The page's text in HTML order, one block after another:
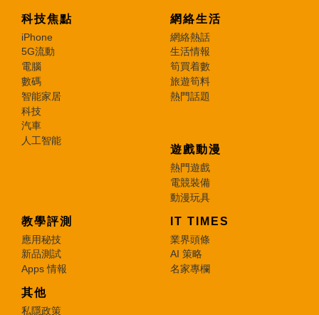
科技焦點
iPhone
5G流動
電腦
數碼
智能家居
科技
汽車
人工智能
網絡生活
網絡熱話
生活情報
筍買着數
旅遊筍料
熱門話題
遊戲動漫
熱門遊戲
電競裝備
動漫玩具
教學評測
應用秘技
新品測試
Apps 情報
IT TIMES
業界頭條
AI 策略
名家專欄
其他
私隱政策